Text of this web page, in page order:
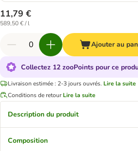
11,79 €
589,50 € / l
Ajouter au
Collectez 12 zooPoints pour ce
Livraison estimée : 2-3 jours ouvrés. Lire la suite
Conditions de retour Lire la suite
Description du produit
Composition